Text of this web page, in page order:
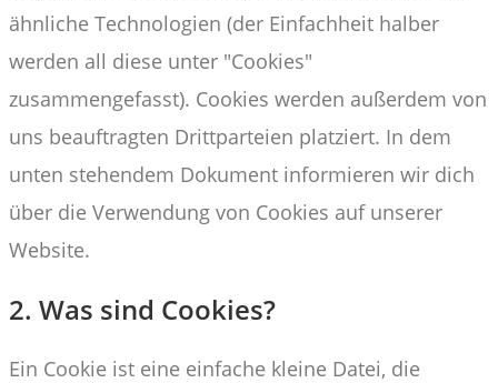
ähnliche Technologien (der Einfachheit halber
werden all diese unter "Cookies"
zusammengefasst). Cookies werden außerdem von
uns beauftragten Drittparteien platziert. In dem
unten stehendem Dokument informieren wir dich
über die Verwendung von Cookies auf unserer
Website.
2. Was sind Cookies?
Ein Cookie ist eine einfache kleine Datei, die